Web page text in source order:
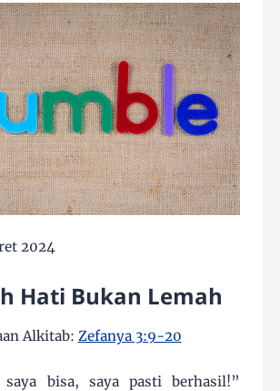
2024
Hati Bukan Lemah
Alkitab: Zefanya 3:9-20
saya bisa, saya pasti berhasil!”